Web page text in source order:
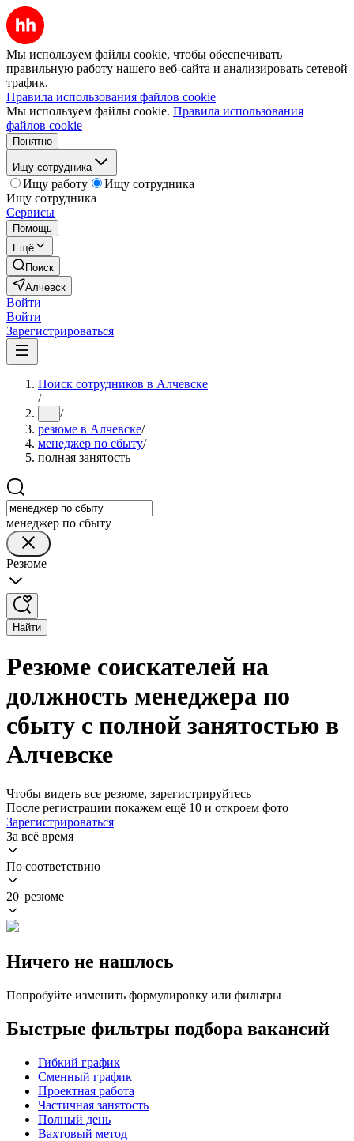
Мы используем файлы cookie, чтобы обеспечивать
правильную работу нашего веб-сайта и анализировать сетевой
трафик.
Правила использования файлов cookie
Мы используем файлы cookie. Правила использования
файлов cookie
Понятно
Ищу сотрудника
Ищу работу
Ищу сотрудника
Ищу сотрудника
Сервисы
Помощь
Ещё
Поиск
Алчевск
Войти
Войти
Зарегистрироваться
Поиск сотрудников в Алчевске
/
... /
резюме в Алчевске/
менеджер по сбыту/
полная занятость
менеджер по сбыту
Резюме
Найти
Резюме соискателей на
должность менеджера по
сбыту с полной занятостью в
Алчевске
Чтобы видеть все резюме, зарегистрируйтесь
После регистрации покажем ещё 10 и откроем фото
Зарегистрироваться
За всё время
По соответствию
20 резюме
Ничего не нашлось
Попробуйте изменить формулировку или фильтры
Быстрые фильтры подбора вакансий
Гибкий график
Сменный график
Проектная работа
Частичная занятость
Полный день
Вахтовый метод